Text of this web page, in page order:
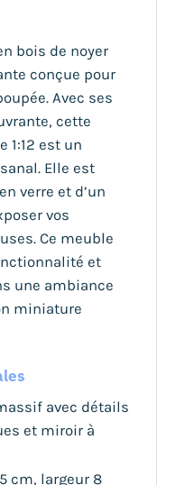
bois de noyer
conçue pour
Avec ses
cette
1:12 est un
Elle est
verre et d’un
vos
Ce meuble
et
une ambiance
miniature
avec détails
et miroir à
cm, largeur 8